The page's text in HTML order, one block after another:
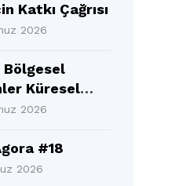
Katkı Çağrısı
2026
Bölgesel
Küresel
10. Yıllık
2026
#18
2026